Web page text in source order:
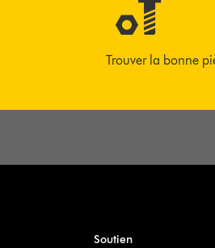
Trouver la bonne
Soutien